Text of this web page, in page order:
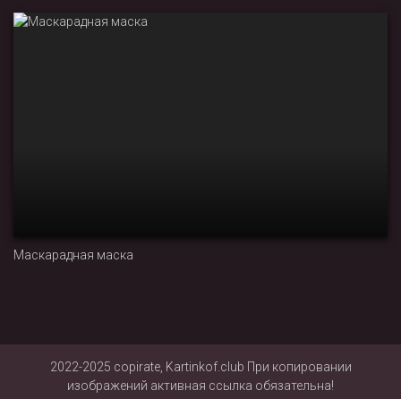
Маскарадная маска
2022-2025 copirate, Kartinkof.club При копировании
изображений активная ссылка обязательна!